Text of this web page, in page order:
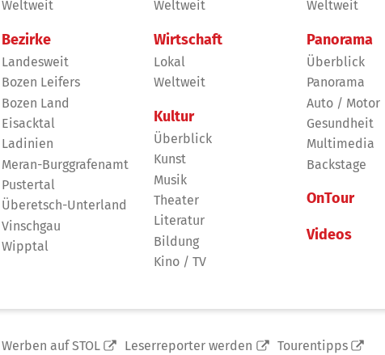
Weltweit
Bezirke
Landesweit
Bozen Leifers
Bozen Land
Eisacktal
Ladinien
Meran-Burggrafenamt
Pustertal
Überetsch-Unterland
Vinschgau
Wipptal
Weltweit
Wirtschaft
Lokal
Weltweit
Kultur
Überblick
Kunst
Musik
Theater
Literatur
Bildung
Kino / TV
Weltweit
Panorama
Überblick
Panorama
Auto / Motor
Gesundheit
Multimedia
Backstage
OnTour
Videos
Werben auf STOL Leserreporter werden Tourentipps